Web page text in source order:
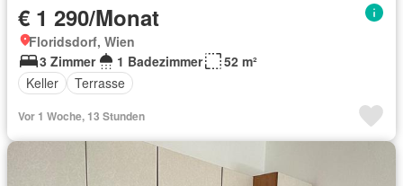
€ 1 290/Monat
Floridsdorf, Wien
3 Zimmer
1 Badezimmer
52 m²
Keller
Terrasse
Vor 1 Woche, 13 Stunden